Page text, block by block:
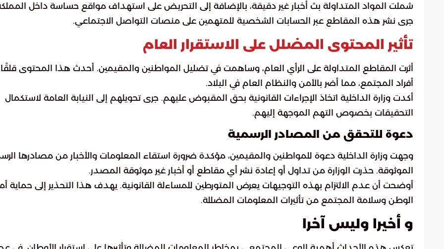
شملت المواد المتداولة بث أخبار غير دقيقة، بالإضافة إلى التحريض على استهداف مواقع حساسة داخل
جرى نشر هذه المقاطع عبر الحسابات الشخصية للمتهمين على منصات التواصل الاجتماعي.
تأثير المحتوى المضلل على الاستقرار العام
أثرت المقاطع المتداولة على الرأي العام، وساهمت في تضليل المواطنين والمقيمين. أحدث هذا المحتوى قلقًا
أفراد المجتمع، مما أضر بالأمن والنظام العام في البلاد.
أكدت وزارة الداخلية اتخاذ الإجراءات القانونية بحق المقبوض عليهم. جرى تحويلهم إلى النيابة العامة لاستكمال
التحقيقات بخصوص التهم الموجهة إليهم.
دعوة للتحقق من المصادر الرسمية
وجهت وزارة الداخلية دعوة للمواطنين والمقيمين، مؤكدة ضرورة استقاء المعلومات والأخبار من مصادرها
الموثوقة. حذرت الوزارة من تداول أو إعادة نشر أي مقاطع أو أخبار غير موثوقة المصدر.
أوضحت أن عدم الالتزام بهذه التوجيهات يعرض المتورطين للمساءلة القانونية. يهدف هذا التحذير إلى حماية
الوطن وسلامة المجتمع من تأثيرات المعلومات المضللة.
و أخيرا وليس آخرا